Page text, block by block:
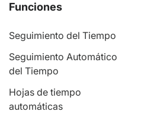
Funciones
Seguimiento del Tiempo
Seguimiento Automático
del Tiempo
Hojas de tiempo
automáticas